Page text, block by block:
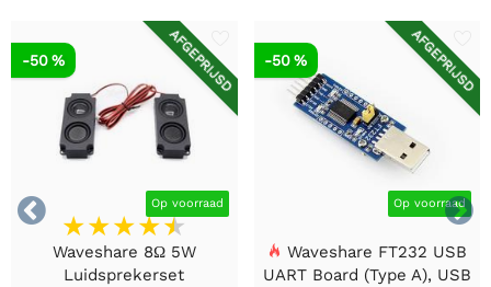


AFGEPRIJSD
Op voorraad
-50 %
Waveshare 8Ω 5W
Luidsprekerset
AFGEPRIJSD
Op voorraad
-50 %
Waveshare FT232 USB
UART Board (Type A), USB